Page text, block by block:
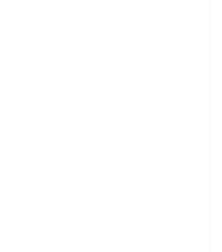
5 z 5 hviezdičiek.
5 z 5 hviezdičiek.